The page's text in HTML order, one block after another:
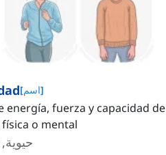
[اسم]
energía, fuerza y capacidad de
o mental